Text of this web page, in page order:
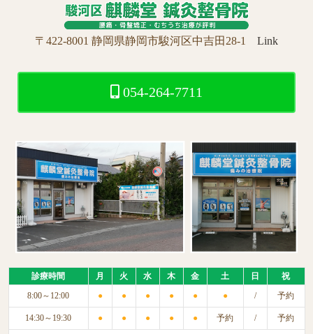
〒422-8001 静岡県静岡市駿河区中吉田28-1 Link
054-264-7711
診療時間 月 火 水 木 金 土 日
祝
8:00～12:00
● ● ● ● ● ● / 予約
14:30～19:30 ● ● ● ● ● 予約 / 予約